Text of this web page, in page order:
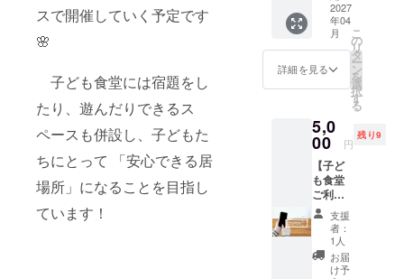
スで開催していく予定です
🌸
子ども食堂には宿題をし
たり、遊んだりできるス
ペースも併設し、子どもた
ちにとって 「安心できる居
場所」になることを目指し
ています！
年度末
に活動
報告を
メール
にて送
付させ
ていた
す。 ※
このリ
ターン
は
10,000
円の
【活動
報告の
み】リ
ターン
と同じ
2027
年04
月
詳細を見る
こ
の
リ
タ
ー
ン
を
選
択
す
る
5,0
00 円
残り9
【子ど
も食堂
ご利用
券 ２回
分】 子
ども食
堂での
食事を
支援
者：
1人
お届
け予